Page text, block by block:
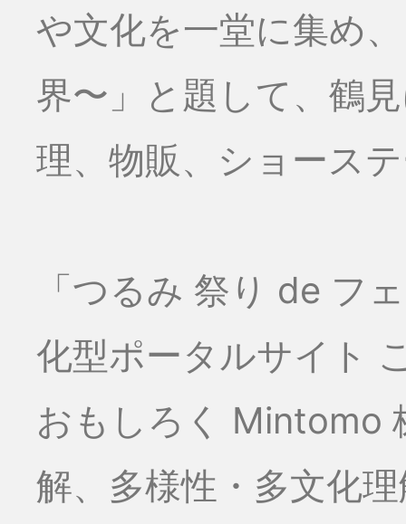
や文化を一堂に集め
界〜」と題して、鶴
理、物販、ショース
「つるみ 祭り de フ
化型ポータルサイト
おもしろく Mintomo
解、多様性・多文化